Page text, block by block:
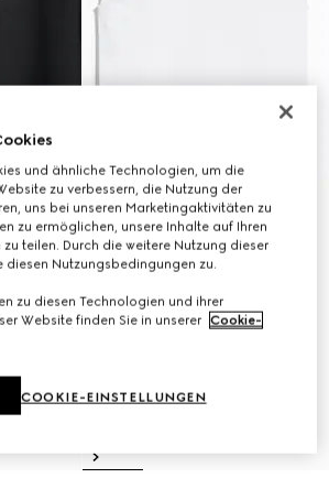
und ähnliche Technologien, um die
zu verbessern, die Nutzung der
uns bei unseren Marketingaktivitäten zu
zu ermöglichen, unsere Inhalte auf Ihren
teilen. Durch die weitere Nutzung dieser
diesen Nutzungsbedingungen zu.
zu diesen Technologien und ihrer
Website finden Sie in unserer Cookie-
COOKIE-EINSTELLUNGEN